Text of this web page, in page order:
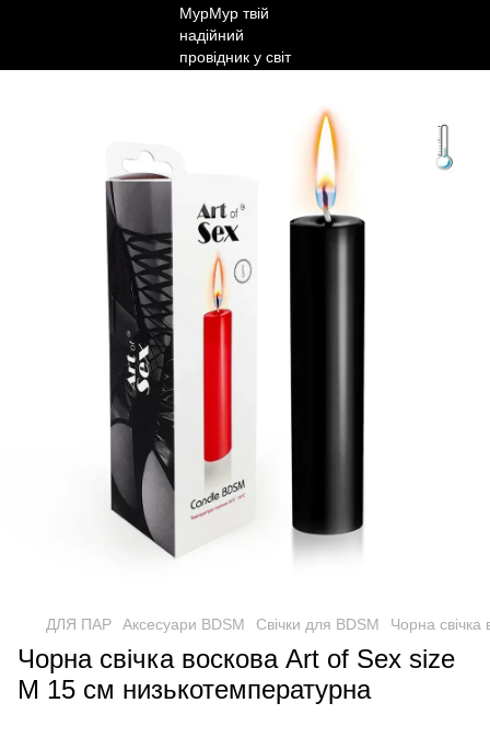
ДЛЯ ПАР Аксесуари BDSM Свічки для BDSM Чорна
Чорна свічка воскова Art of Sex size
M 15 см низькотемпературна